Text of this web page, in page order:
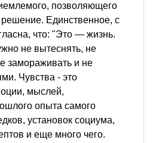
позволяющего
решение. Единственное, с
что: "Это — жизнь.
не вытеснять, не
замораживать и не
Чувства - это
мыслей,
опыта самого
установок социума,
и еще много чего.